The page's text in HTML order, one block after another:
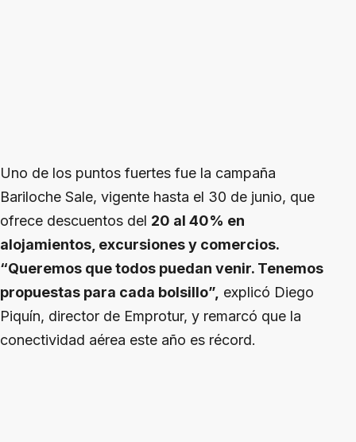
Uno de los puntos fuertes fue la campaña
Bariloche Sale, vigente hasta el 30 de junio, que
ofrece descuentos del 20 al 40% en
alojamientos, excursiones y comercios.
“Queremos que todos puedan venir. Tenemos
propuestas para cada bolsillo”, explicó Diego
Piquín, director de Emprotur, y remarcó que la
conectividad aérea este año es récord.